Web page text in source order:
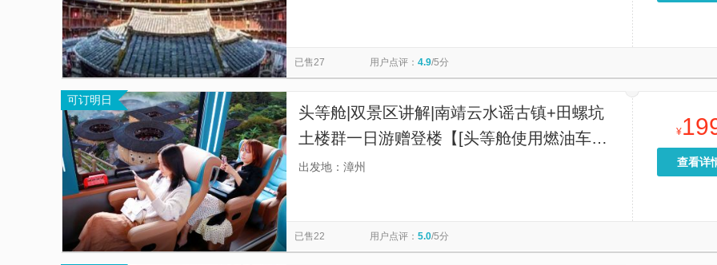
已售27 用户点评： 4.9/5分
可订明日
头等舱|双景区讲解|南靖云水谣古镇+田螺坑
土楼群一日游赠登楼【[头等舱使用燃油车更
平稳]8人小团9座头等舱独立座椅1+1含餐，
出发地：漳州
¥
查看详
已售22 用户点评： 5.0/5分